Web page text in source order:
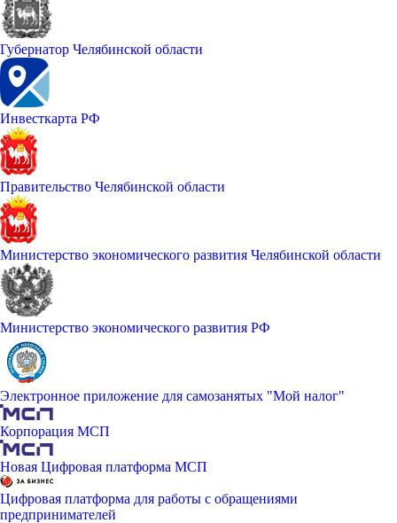
Губернатор Челябинской области
Инвесткарта РФ
Правительство Челябинской области
Министерство экономического развития Челябинской области
Министерство экономического развития РФ
Электронное приложение для самозанятых "Мой налог"
Корпорация МСП
Новая Цифровая платформа МСП
Цифровая платформа для работы с обращениями
предпринимателей